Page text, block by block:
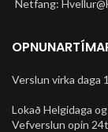
Netfang:
Verslun virka daga
Lokað Helgidaga
Vefverslun opin